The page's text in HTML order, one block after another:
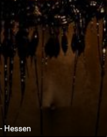
- Hessen